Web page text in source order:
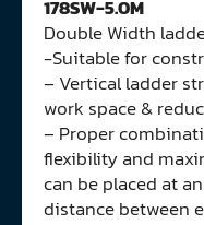
178SW-5.0M
Double Width
-Suitable for
– Vertical ladder
work space &
– Proper
flexibility and
can be placed at
distance between